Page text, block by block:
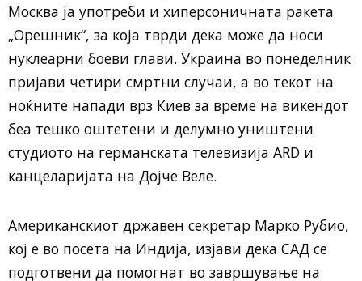
Москва ја употреби и хиперсоничната ракета
„Орешник“, за која тврди дека може да носи
нуклеарни боеви глави. Украина во понеделник
пријави четири смртни случаи, а во текот на
ноќните напади врз Киев за време на викендот
беа тешко оштетени и делумно уништени
студиото на германската телевизија ARD и
канцеларијата на Дојче Веле.
Американскиот државен секретар Марко Рубио,
кој е во посета на Индија, изјави дека САД се
подготвени да помогнат во завршување на